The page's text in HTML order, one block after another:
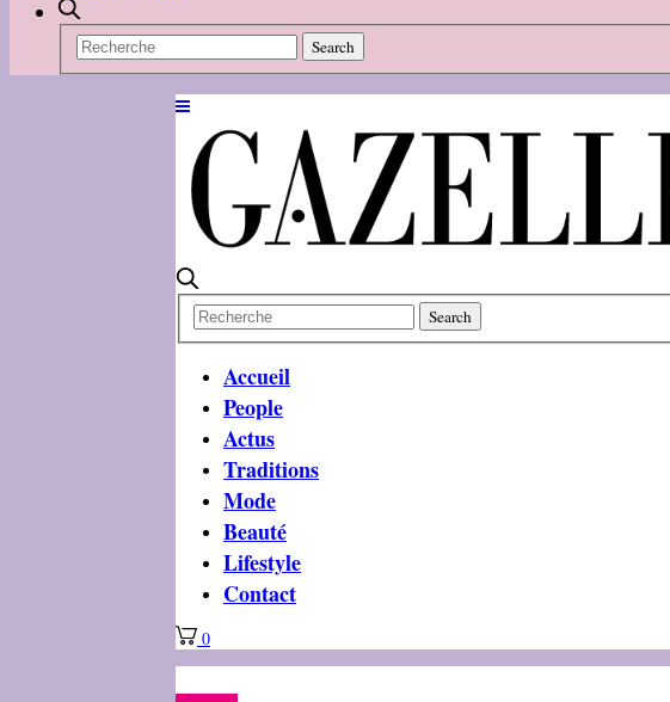
Accueil
People
Actus
Traditions
Mode
Beauté
Lifestyle
Contact
0